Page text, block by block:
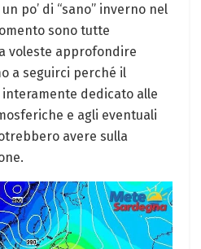
po’ di “sano” inverno nel
sono tutte
voleste approfondire
a seguirci perché il
dedicato alle
e agli eventuali
avere sulla